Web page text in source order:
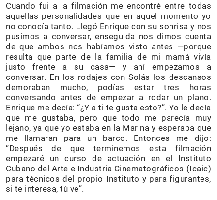
Cuando fui a la filmación me encontré entre todas
aquellas personalidades que en aquel momento yo
no conocía tanto. Llegó Enrique con su sonrisa y nos
pusimos a conversar, enseguida nos dimos cuenta
de que ambos nos habíamos visto antes —porque
resulta que parte de la familia de mi mamá vivía
justo frente a su casa— y ahí empezamos a
conversar. En los rodajes con Solás los descansos
demoraban mucho, podías estar tres horas
conversando antes de empezar a rodar un plano.
Enrique me decía: “¿Y a ti te gusta esto?”. Yo le decía
que me gustaba, pero que todo me parecía muy
lejano, ya que yo estaba en la Marina y esperaba que
me llamaran para un barco. Entonces me dijo:
“Después de que terminemos esta filmación
empezaré un curso de actuación en el Instituto
Cubano del Arte e Industria Cinematográficos (Icaic)
para técnicos del propio Instituto y para figurantes,
si te interesa, tú ve”.